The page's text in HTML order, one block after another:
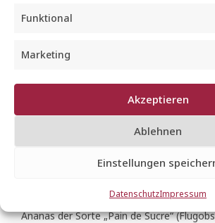
Funktional
Marketing
Akzeptieren
Ablehnen
Einstellungen
DatenschutzImpressum
Flugobst-Aktion:
Zuckersüße
„Pain de Sucre“
GENUSSTIPPS
Passend zum Sommer können wir Ihnen –
Ananas der Sorte „Pain de Sucre“